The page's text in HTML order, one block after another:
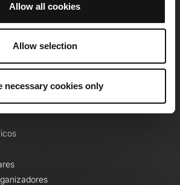
Allow all cookies
Allow selection
necessary cookies only